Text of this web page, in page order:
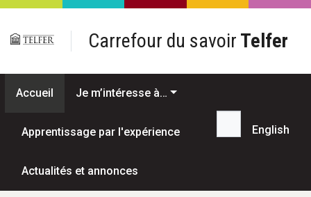
Passer au contenu principal
Carrefour du savoir Telfer
Accueil Je m’intéresse à…
Apprentissage par l'expérience
Actualités et annonces
Recherche...
English